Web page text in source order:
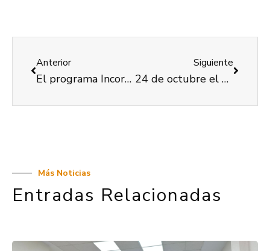
Anterior
El programa Incorpora, implementado por COCEMFE VALENCIA, alcanza el 100% de inserciones a falta de un trimestre para cerrar el programa.
Siguiente
24 de octubre el Día Mundial LA POLIO Y SÍNDROME POST-POLIO: UNA REALIDAD
Más Noticias
Entradas Relacionadas